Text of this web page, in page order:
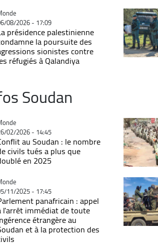
08/2026 - 17:09
présidence palestinienne
la poursuite des
sionistes contre
réfugiés à Qalandiya
Soudan
02/2026 - 14:45
au Soudan : le nombre
civils tués a plus que
en 2025
11/2025 - 17:45
panafricain : appel
l'arrêt immédiat de toute
étrangère au
et à la protection des